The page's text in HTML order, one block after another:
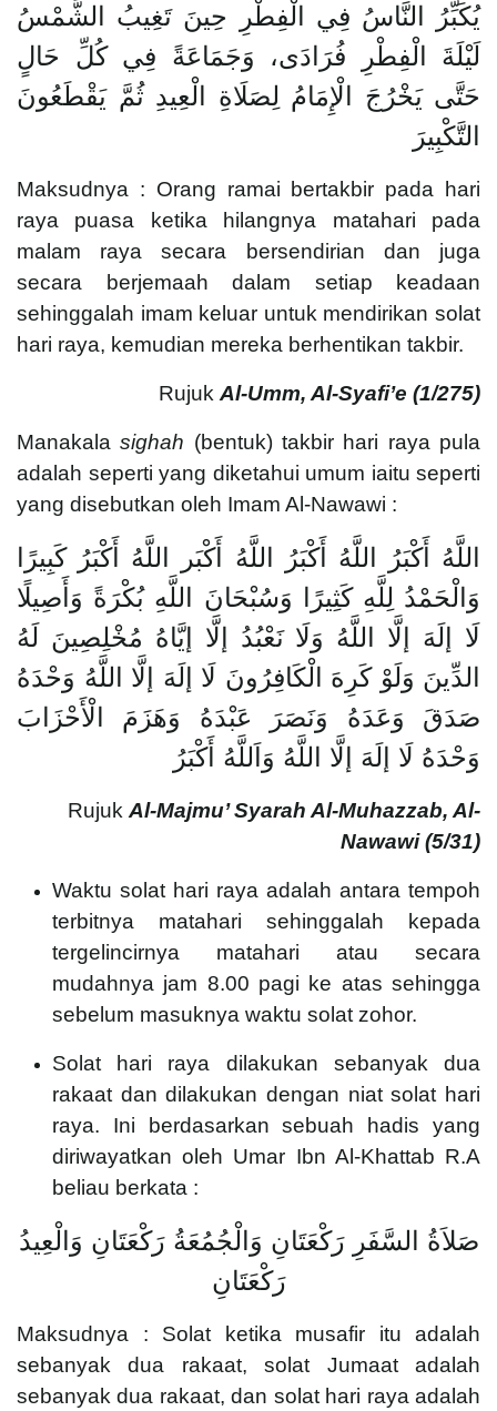
يُكَبِّرُ النَّاسُ فِي الْفِطْرِ حِينَ تَغِيبُ الشَّمْسُ
لَيْلَةَ الْفِطْرِ فُرَادَى، وَجَمَاعَةً فِي كُلِّ حَالٍ
حَتَّى يَخْرُجَ الْإِمَامُ لِصَلَاةِ الْعِيدِ ثُمَّ يَقْطَعُونَ
التَّكْبِيرَ
Maksudnya : Orang ramai bertakbir pada hari
raya puasa ketika hilangnya matahari pada
malam raya secara bersendirian dan juga
secara berjemaah dalam setiap keadaan
sehinggalah imam keluar untuk mendirikan solat
hari raya, kemudian mereka berhentikan takbir.
Rujuk Al-Umm, Al-Syafi’e (1/275)
Manakalasighah (bentuk) takbir hari raya pula
adalah seperti yang diketahui umum iaitu seperti
yang disebutkan oleh Imam Al-Nawawi :
اللَّهُ أَكْبَرُ اللَّهُ أَكْبَرُ اللَّهُ أَكْبَر اللَّهُ أَكْبَرُ كَبِيرًا
وَالْحَمْدُ لِلَّهِ كَثِيرًا وَسُبْحَانَ اللَّهِ بُكْرَةً وَأَصِيلًا
لَا إلَهَ إلَّا اللَّهُ وَلَا نَعْبُدُ إلَّا إيَّاهُ مُخْلِصِينَ لَهُ
الدِّينَ وَلَوْ كَرِهَ الْكَافِرُونَ لَا إلَهَ إلَّا اللَّهُ وَحْدَهُ
صَدَقَ وَعَدَهُ وَنَصَرَ عَبْدَهُ وَهَزَمَ الْأَحْزَابَ
وَحْدَهُ لَا إلَهَ إلَّا اللَّهُ وَاَللَّهُ أَكْبَرُ
Rujuk Al-Majmu’ Syarah Al-Muhazzab, Al-
Nawawi (5/31)
Waktu solat hari raya adalah antara tempoh
terbitnya matahari sehinggalah kepada
tergelincirnya matahari atau secara
mudahnya jam 8.00 pagi ke atas sehingga
sebelum masuknya waktu solat zohor.
Solat hari raya dilakukan sebanyak dua
rakaat dan dilakukan dengan niat solat hari
raya. Ini berdasarkan sebuah hadis yang
diriwayatkan oleh Umar Ibn Al-Khattab R.A
beliau berkata :
صَلاَةُ السَّفَرِ رَكْعَتَانِ وَالْجُمُعَةُ رَكْعَتَانِ وَالْعِيدُ
رَكْعَتَانِ
Maksudnya : Solat ketika musafir itu adalah
sebanyak dua rakaat, solat Jumaat adalah
sebanyak dua rakaat, dan solat hari raya adalah